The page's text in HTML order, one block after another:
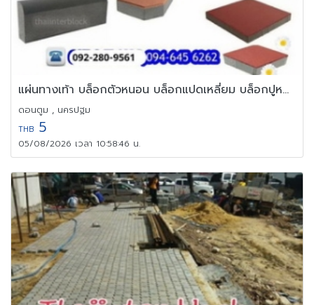
แผ่นทางเท้า บล็อกตัวหนอน บล็อกแปดเหลี่ยม บล็อกปูหญ้า
ดอนตูม , นครปฐม
THB 5
05/08/2026 เวลา 10:58:46 น.